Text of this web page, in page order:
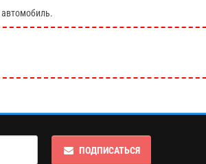
ПОДПИСАТЬСЯ